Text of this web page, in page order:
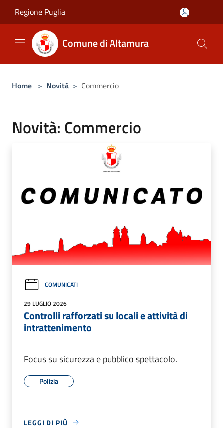
Regione Puglia
Comune di Altamura
Home > Novità > Commercio
Novità: Commercio
COMUNICATI
29 LUGLIO 2026
Controlli rafforzati su locali e attività di
intrattenimento
Focus su sicurezza e pubblico spettacolo.
Polizia
LEGGI DI PIÙ